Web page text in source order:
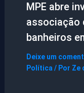
MPE abre
associação
banheiros
Deixe um
Política / Por Ze